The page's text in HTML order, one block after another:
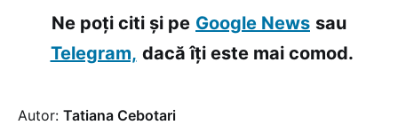
Ne poți citi și pe Google News sau
Telegram, dacă îți este mai comod.
Autor: Tatiana Cebotari